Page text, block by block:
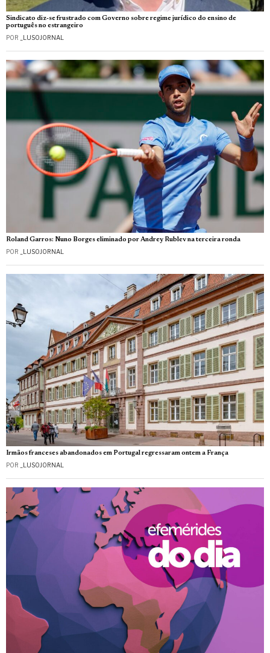
Sindicato diz-se frustrado com Governo sobre regime jurídico do ensino de
português no estrangeiro
POR _LUSOJORNAL
Roland Garros: Nuno Borges eliminado por Andrey Rublev na terceira ronda
POR _LUSOJORNAL
Irmãos franceses abandonados em Portugal regressaram ontem a França
POR _LUSOJORNAL